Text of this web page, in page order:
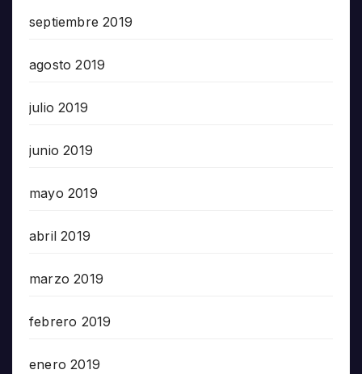
septiembre 2019
agosto 2019
julio 2019
junio 2019
mayo 2019
abril 2019
marzo 2019
febrero 2019
enero 2019